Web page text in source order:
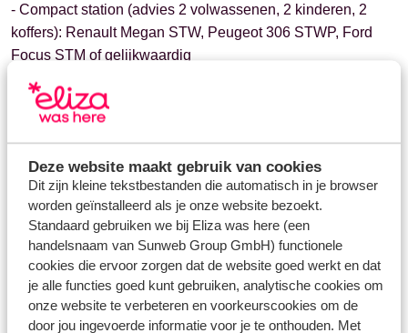
Deze website maakt gebruik van cookies
Dit zijn kleine tekstbestanden die automatisch in je browser
worden geïnstalleerd als je onze website bezoekt.
Standaard gebruiken we bij Eliza was here (een
handelsnaam van Sunweb Group GmbH) functionele
cookies die ervoor zorgen dat de website goed werkt en dat
je alle functies goed kunt gebruiken, analytische cookies om
onze website te verbeteren en voorkeurscookies om de
door jou ingevoerde informatie voor je te onthouden. Met
- Compact station (advies 2 volwassenen, 2 kinderen, 2
koffers): Renault Megan STW, Peugeot 306 STWP, Ford
Focus STM of gelijkwaardig
- Intermediate (advies 3 volwassenen, 1 kind, 2 koffers, 1
kleine koffer): bijv. Audi A4, BMW 3er, Chevrolet Cruze,
Citroën C5, Ford Mondeo, Mercedes C-Klasse of
gelijkwaardig
- Minivan (advies 6 volwassenen, 2 koffers tot 7
volwassenen, 2 koffers): bijv. Citroën jumper, Citroën
Jumpy, Fiat Ducato, Fiat Scudo of gelijkwaardig
- Minibus (advies 6 volwassenen, 3 kinderen, 2 koffers): bijv.
Mercedes Sprinter, Toyota H1, Toyota Quantum, Toyota
Commuter of gelijkwaardig